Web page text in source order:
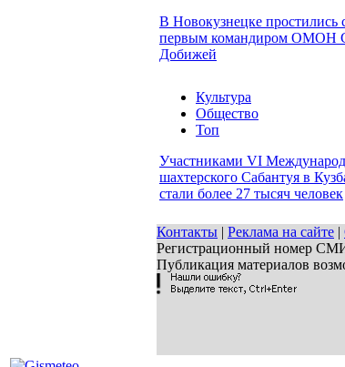
В Новокузнецке простились
первым командиром ОМОН
Добижей
Культура
Общество
Топ
Участниками VI
шахтерского Сабантуя в
стали более 27 тысяч человек
Контакты | Реклама на сайте |
Регистрационный номер
Публикация материалов